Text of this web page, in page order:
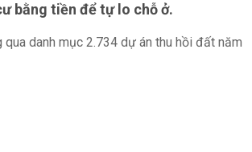
bằng tiền để tự lo chỗ ở.
qua danh mục 2.734 dự án thu hồi đất năm